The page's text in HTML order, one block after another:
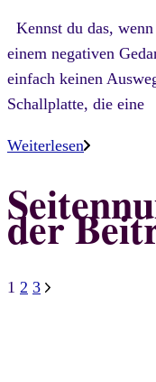
Kennst du das,
einem negativen
einfach keinen
Schallplatte, die eine
Weiterlesen
der
1 2 3